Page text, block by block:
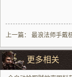
上一篇： 最浪法师手戴
更多相关